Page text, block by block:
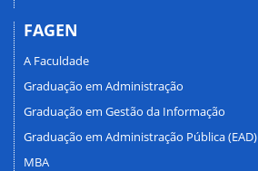
FAGEN
A Faculdade
Graduação em Administração
Graduação em Gestão da Informação
Graduação em Administração Pública (EAD)
MBA